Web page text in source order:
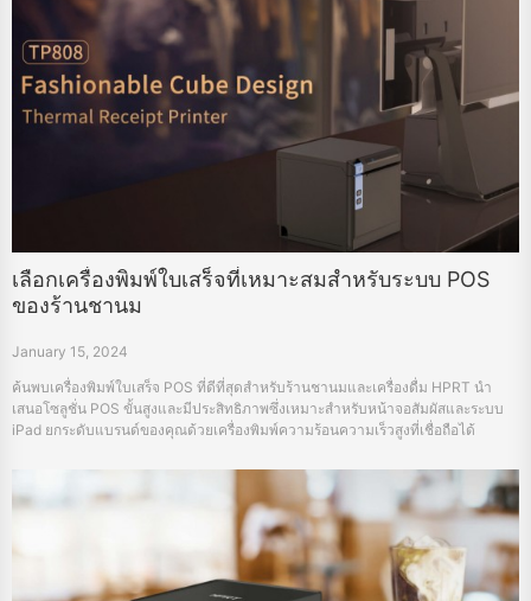
เลือกเครื่องพิมพ์ใบเสร็จที่เหมาะสมสำหรับระบบ POS
ของร้านชานม
January 15, 2024
ค้นพบเครื่องพิมพ์ใบเสร็จ POS ที่ดีที่สุดสำหรับร้านชานมและเครื่องดื่ม HPRT นำ
เสนอโซลูชั่น POS ขั้นสูงและมีประสิทธิภาพซึ่งเหมาะสำหรับหน้าจอสัมผัสและระบบ
iPad ยกระดับแบรนด์ของคุณด้วยเครื่องพิมพ์ความร้อนความเร็วสูงที่เชื่อถือได้